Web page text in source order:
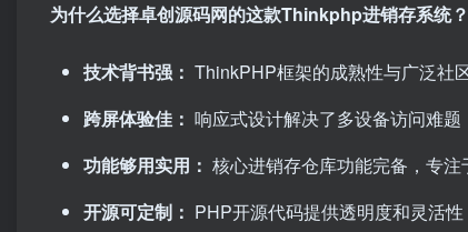
为什么选择卓创源码网的这款Thinkphp进销存系统？
技术背书强：​ ThinkPHP框架的成熟性与广泛社
跨屏体验佳：​ 响应式设计解决了多设备访问难题
功能够用实用：​ 核心进销存仓库功能完备，专注
开源可定制：​ PHP开源代码提供透明度和灵活性